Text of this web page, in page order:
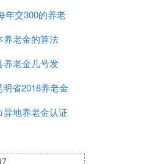
法
年交300的养老
怎么查
养老金的算法
养老金几号发
省2018养老金
调整
异地养老金认证